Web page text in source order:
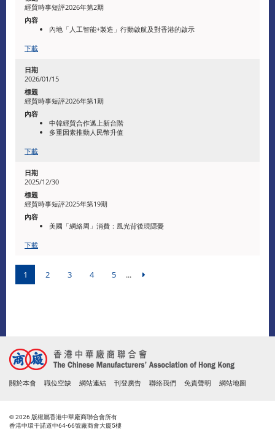
經貿時事短評2026年第2期
內地「人工智能+製造」行動啟航及對香港的啟示
下載
2026/01/15
經貿時事短評2026年第1期
中韓經貿合作邁上新台階
多重因素推動人民幣升值
下載
​2025/12/30
經貿時事短評2025年第19期
美國「網絡周」消費：風光背後現隱憂
下載
1 2 3 4 5 ...
關於本會 職位空缺 網站連結 刊登廣告 聯絡我們 免責聲明 網站地圖
© 2026 版權屬香港中華廠商聯合會所有
香港中環干諾道中64-66號廠商會大廈5樓